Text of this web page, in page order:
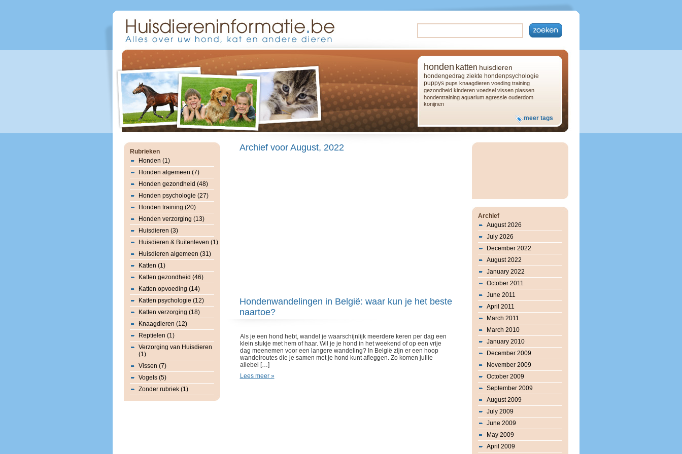
honden katten huisdieren
hondengedrag ziekte hondenpsychologie
puppys pups knaagdieren voeding training
gezondheid kinderen voedsel vissen plassen
hondentraining aquarium agressie ouderdom
konijnen
meer tags
Rubrieken
Honden (1)
Honden algemeen (7)
Honden gezondheid (48)
Honden psychologie (27)
Honden training (20)
Honden verzorging (13)
Huisdieren (3)
Huisdieren & Buitenleven (1)
Huisdieren algemeen (31)
Katten (1)
Katten gezondheid (46)
Katten opvoeding (14)
Katten psychologie (12)
Katten verzorging (18)
Knaagdieren (12)
Reptielen (1)
Verzorging van Huisdieren
(1)
Vissen (7)
Vogels (5)
Zonder rubriek (1)
Archief voor August, 2022
Hondenwandelingen in België: waar kun je het beste
naartoe?
Als je een hond hebt, wandel je waarschijnlijk meerdere keren per dag een
klein stukje met hem of haar. Wil je je hond in het weekend of op een vrije
dag meenemen voor een langere wandeling? In België zijn er een hoop
wandelroutes die je samen met je hond kunt afleggen. Zo komen jullie
allebei […]
Lees meer »
Archief
August 2026
July 2026
December 2022
August 2022
January 2022
October 2011
June 2011
April 2011
March 2011
March 2010
January 2010
December 2009
November 2009
October 2009
September 2009
August 2009
July 2009
June 2009
May 2009
April 2009